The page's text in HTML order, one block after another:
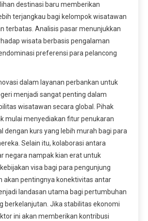
destinasi baru memberikan
terjangkau bagi kelompok wisatawan
terbatas. Analisis pasar menunjukkan
wisata berbasis pengalaman
preferensi para pelancong
dalam layanan perbankan untuk
menjadi sangat penting dalam
wisatawan secara global. Pihak
mulai menyediakan fitur penukaran
dengan kurs yang lebih murah bagi para
Selain itu, kolaborasi antara
negara nampak kian erat untuk
visa bagi para pengunjung
akan pentingnya konektivitas antar
landasan utama bagi pertumbuhan
berkelanjutan. Jika stabilitas ekonomi
ini akan memberikan kontribusi